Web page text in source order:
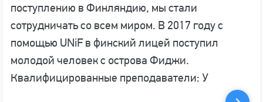
поступлению в Финляндию, мы стали
сотрудничать со всем миром. В 2017 году с
помощью UNiF в финский лицей поступил
молодой человек с острова Фиджи.
Квалифицированные преподаватели: У